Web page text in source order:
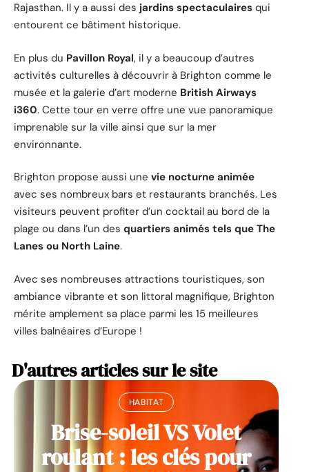
Rajasthan. Il y a aussi des jardins spectaculaires qui
entourent ce bâtiment historique.
En plus du Pavillon Royal, il y a beaucoup d’autres
activités culturelles à découvrir à Brighton comme le
musée et la galerie d’art moderne British Airways
i360. Cette tour en verre offre une vue panoramique
imprenable sur la ville ainsi que sur la mer
environnante.
Brighton propose aussi une vie nocturne animée
avec ses nombreux bars et restaurants branchés. Les
visiteurs peuvent profiter d’un cocktail au bord de la
plage ou dans l’un des quartiers animés tels que The
Lanes ou North Laine.
Avec ses nombreuses attractions touristiques, son
ambiance vibrante et son littoral magnifique, Brighton
mérite amplement sa place parmi les 15 meilleures
villes balnéaires d’Europe !
D'autres articles sur le site
HABITAT
Brise-soleil VS Volet
roulant : les clés pour